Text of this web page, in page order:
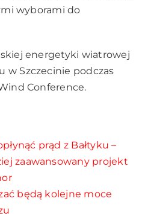
wyborami do
energetyki wiatrowej
w Szczecinie podczas
Conference.
prąd z Bałtyku –
zaawansowany projekt
będą kolejne moce